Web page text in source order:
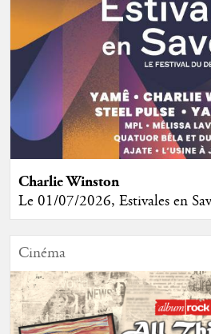
Charlie Winston
Le 01/07/2026, Estivales en
Cinéma